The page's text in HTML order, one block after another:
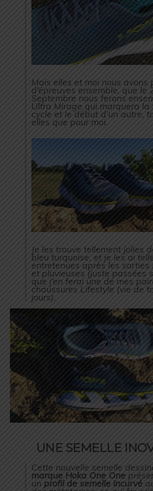
Mais elles et moi nous avons
d’épreuves ensemble, que le
Septembre nous ferons
Ultra Mirage qui marquera la
cycle et le début d’un autre,
elles que pour moi.
Je les trouve tellement jolies
bleu turquoise, et je les ai
entretenues après les sorties
et pluvieuses (juste passées
que j’en ferai une de mes
chaussures Lifestyle (vie de
jours).
UNE SEMELLE
Cette nouvelle semelle
marque Hoka One One
un profil de semelle incurvé